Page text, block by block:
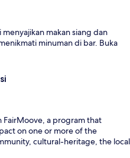
makan siang dan
minuman di bar. Buka
a program that
on one or more of the
cultural-heritage, the local